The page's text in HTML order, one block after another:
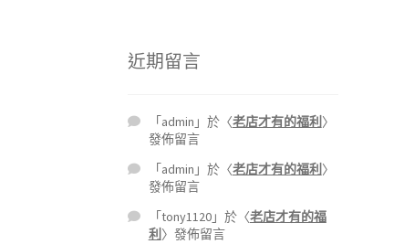
近期留言
「admin 」於〈老店才有的福利 〉
發佈留言
「admin 」於〈老店才有的福利 〉
發佈留言
「tony1120」於〈老店才有的福
利 〉發佈留言